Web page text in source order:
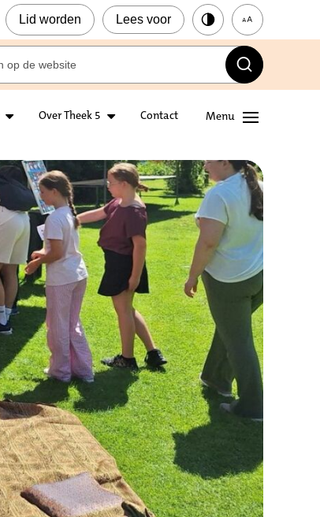
Lid worden Lees voor
Over Theek 5 Contact